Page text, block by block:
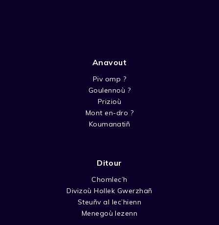
Anavout
Piv omp ?
Goulennoù ?
Prizioù
Mont en-dro ?
Koumanatiñ
Ditour
Chomlec’h
Divizoù Hollek Gwerzhañ
Steuñv al lec’hienn
Menegoù lezenn